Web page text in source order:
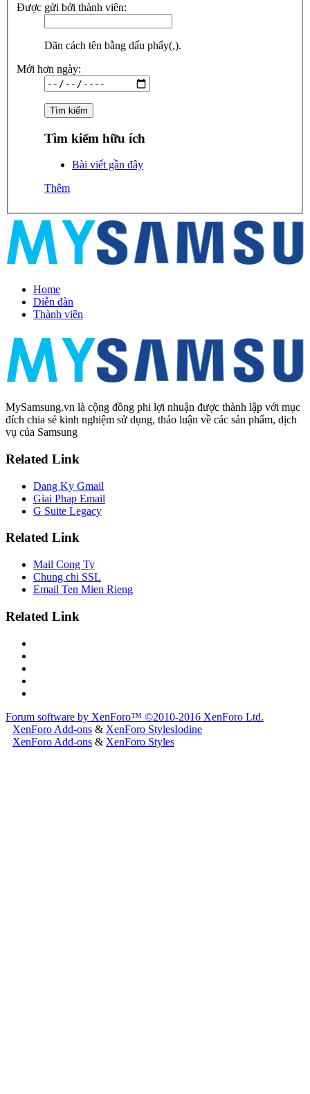
Được gửi bởi thành viên:
Dãn cách tên bằng dấu phẩy(,).
Mới hơn ngày:
Tìm kiếm hữu ích
Bài viết gần đây
Thêm
Home
Diễn đàn
Thành viên
MySamsung.vn là cộng đồng phi lợi nhuận được thành lập với mục
đích chia sẻ kinh nghiệm sử dụng, thảo luận về các sản phẩm, dịch
vụ của Samsung
Related Link
Dang Ky Gmail
Giai Phap Email
G Suite Legacy
Related Link
Mail Cong Ty
Chung chi SSL
Email Ten Mien Rieng
Related Link
Forum software by XenForo™ ©2010-2016 XenForo Ltd.
XenForo Add-ons & XenForo Styles
XenForo Add-ons & XenForo Styles
Iodine